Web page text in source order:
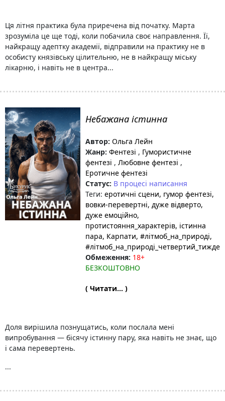
Ця літня практика була приречена від початку. Марта
зрозуміла це ще тоді, коли побачила своє направлення. Її,
найкращу адептку академії, відправили на практику не в
особисту князівську цілительню, не в найкращу міську
лікарню, і навіть не в центра...
Небажана істинна
Автор: Ольга Лейн
Жанр: Фентезі , Гумористичне
фентезі , Любовне фентезі ,
Еротичне фентезі
Статус: В процесі написання
Теги: еротичні сцени, гумор фентезі,
вовки-перевертні, дуже відверто,
дуже емоційно,
протистояння_характерів, істинна
пара, Карпати, #літмоб_на_природі,
Обмеження: 18+
БЕЗКОШТОВНО
( Читати... )
Доля вирішила познущатись, коли послала мені
випробування — бісячу істинну пару, яка навіть не знає, що
і сама перевертень.
...